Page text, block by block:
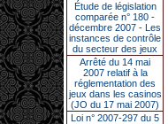
Étude de législation
comparée n° 180 -
décembre 2007 - Les
instances de contrôle
du secteur des jeux
Arrêté du 14 mai
2007 relatif à la
réglementation des
jeux dans les casinos
(JO du 17 mai 2007)
Loi n° 2007-297 du 5